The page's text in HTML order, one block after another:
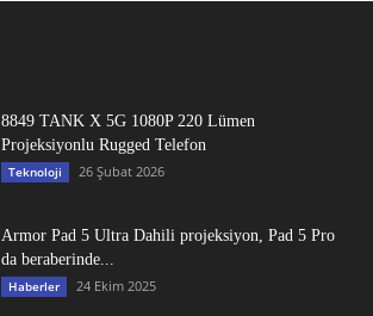
8849 TANK X 5G 1080P 220 Lümen
Projeksiyonlu Rugged Telefon
Teknoloji 26 Şubat 2026
Armor Pad 5 Ultra Dahili projeksiyon, Pad 5 Pro
da beraberinde...
Haberler 24 Ekim 2025